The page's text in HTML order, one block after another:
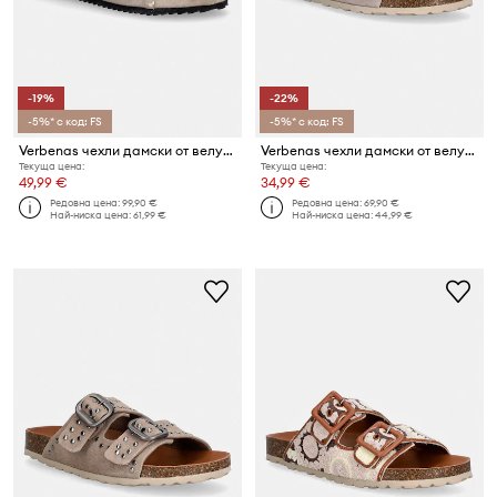
-19%
-5%* с код: FS
Verbenas чехли дамски от велур ELENA SERRAJE PASADO
Текуща цена:
49,99 €
Редовна цена:99,90 €
Най-ниска цена:61,99 €
-22%
-5%* с код: FS
Verbenas чехли дамски от велур RANDEL VELOUR
Текуща цена:
34,99 €
Редовна цена:69,90 €
Най-ниска цена:44,99 €